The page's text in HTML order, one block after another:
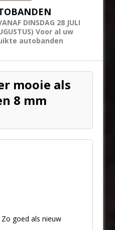
DINSDAG 28 JULI
Voor al uw
autobanden
mooie als
8 mm
goed als nieuw